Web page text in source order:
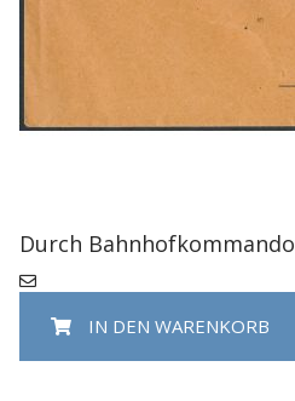
Durch Bahnhofkommando
IN DEN WARENKORB